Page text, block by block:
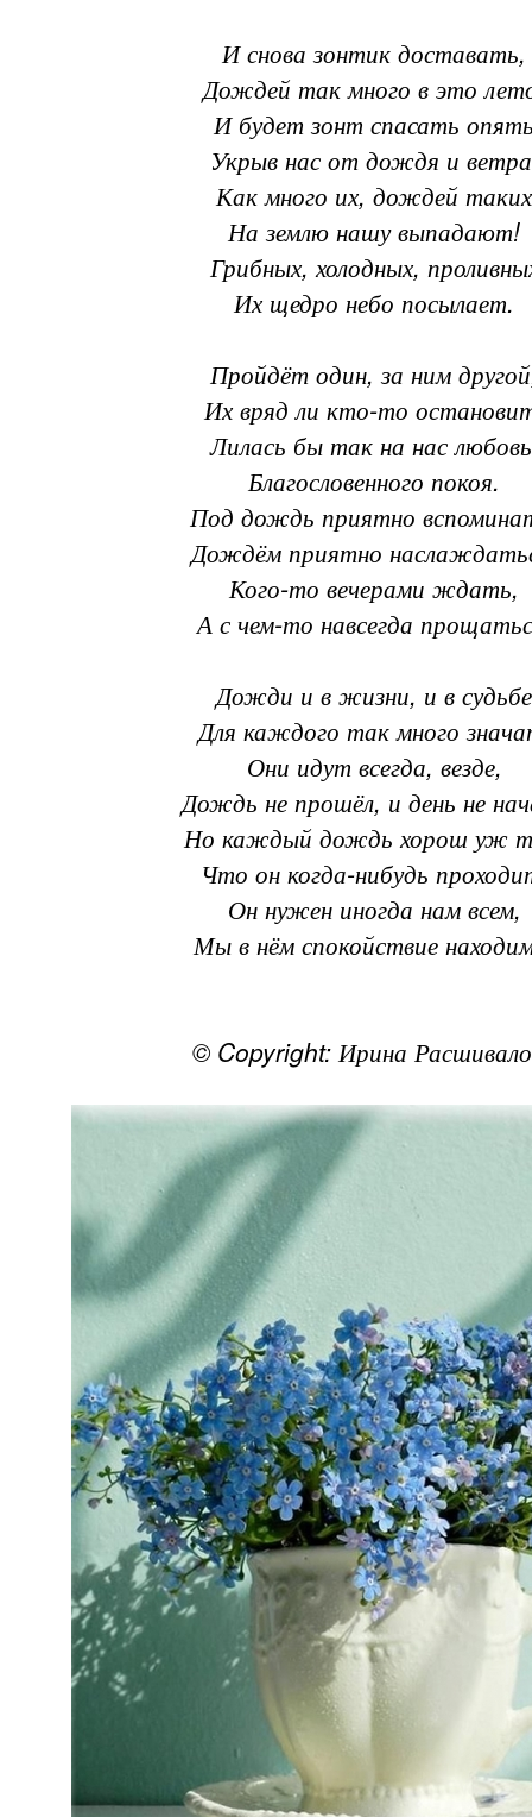
И снова зонтик доставать,
Дождей так много в это
И будет зонт спасать
Укрыв нас от дождя и
Как много их, дождей таких
На землю нашу выпадают!
Грибных, холодных,
Их щедро небо посылает.
Пройдёт один, за ним
Их вряд ли кто-то
Лилась бы так на нас
Благословенного покоя.
Под дождь приятно
Дождём приятно
Кого-то вечерами ждать,
А с чем-то навсегда
Дожди и в жизни, и в судьбе
Для каждого так много
Они идут всегда, везде,
Дождь не прошёл, и день не
Но каждый дождь хорош уж
Что он когда-нибудь
Он нужен иногда нам всем,
Мы в нём спокойствие
© Copyright: Ирина